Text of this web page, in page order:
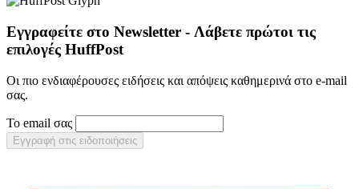
Εγγραφείτε στο Newsletter - Λάβετε πρώτοι τις
επιλογές HuffPost
Οι πιο ενδιαφέρουσες ειδήσεις και απόψεις καθημερινά στο e-mail
σας.
Το email σας
Εγγραφή στις ειδοποιήσεις